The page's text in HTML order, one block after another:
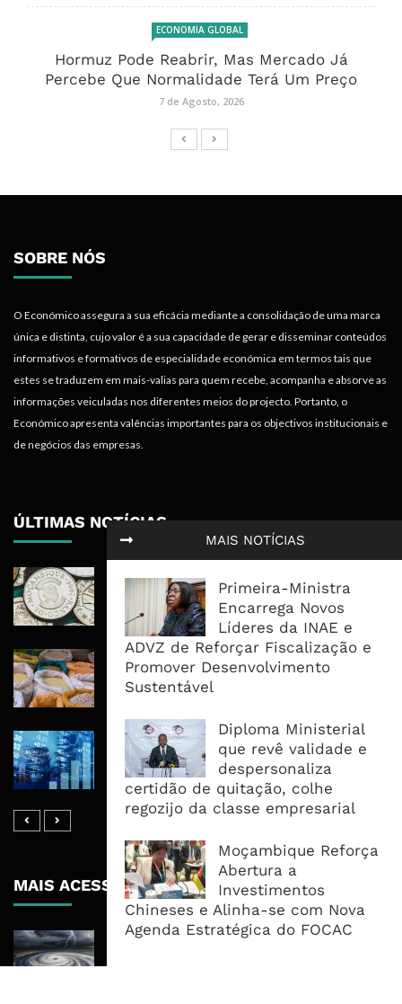
MAIS NOTÍCIAS
Primeira-Ministra
Encarrega Novos
Líderes da INAE e
ADVZ de Reforçar Fiscalização e
Promover Desenvolvimento
Sustentável
Diploma Ministerial
que revê validade e
despersonaliza
certidão de quitação, colhe
regozijo da classe empresarial
Moçambique Reforça
Abertura a
Investimentos
Chineses e Alinha-se com Nova
Agenda Estratégica do FOCAC
ECONOMIA GLOBAL
Hormuz Pode Reabrir, Mas Mercado Já
Percebe Que Normalidade Terá Um Preço
7 de Agosto, 2026
SOBRE NÓS
O Económico assegura a sua eficácia mediante a consolidação de uma marca
única e distinta, cujo valor é a sua capacidade de gerar e disseminar conteúdos
informativos e formativos de especialidade económica em termos tais que
estes se traduzem em mais-valias para quem recebe, acompanha e absorve as
informações veiculadas nos diferentes meios do projecto. Portanto, o
Económico apresenta valências importantes para os objectivos institucionais e
de negócios das empresas.
ÚLTIMAS NOTÍCIAS
Economia Moçambicana Procura
Recuperar em 2026, Mas Crédito,
Dívida e Divisas Limitam Aceleração
Commodities Agrícolas Entram Numa
Nova Fase de Risco Após Meses de
Oferta Confortável
Dívida Pública Sobe Para 75,2% do
PIB e Pressão Desloca-se Para o
Endividamento Interno
MAIS ACESSADOS
Tempestade Tropical GEZANI Poderá